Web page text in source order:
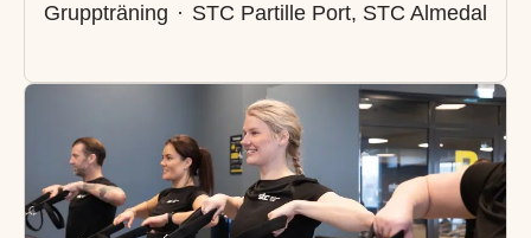
Gruppträning · STC Partille Port, STC Almedal